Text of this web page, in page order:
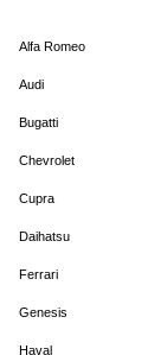
Alfa Romeo
Audi
Bugatti
Chevrolet
Cupra
Daihatsu
Ferrari
Genesis
Haval